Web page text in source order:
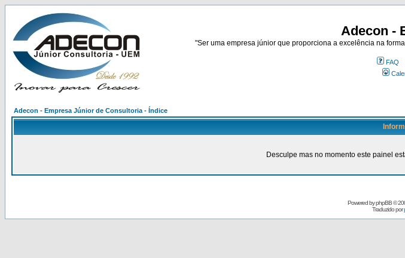
Adecon -
"Ser uma empresa júnior que proporciona a excelência na
FAQ
Adecon - Empresa Júnior de Consultoria - Índice
Desculpe mas no momento este painel
Powered byphpBB©
Traduzido por